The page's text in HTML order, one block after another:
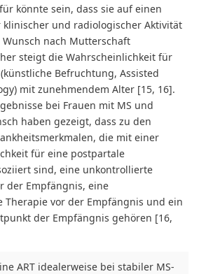
könnte sein, dass sie auf einen
und radiologischer Aktivität
nach Mutterschaft
steigt die Wahrscheinlichkeit für
Befruchtung, Assisted
mit zunehmendem Alter [15, 16].
bei Frauen mit MS und
haben gezeigt, dass zu den
die mit einer
für eine postpartale
sind, eine unkontrollierte
der Empfängnis, eine
Therapie vor der Empfängnis und ein
der Empfängnis gehören [16,
ART idealerweise bei stabiler MS-